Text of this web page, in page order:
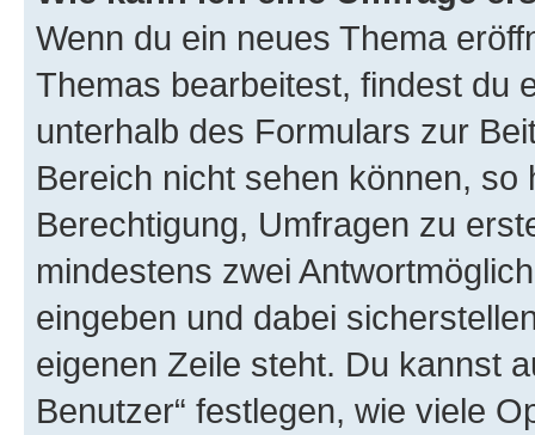
Wenn du ein neues Thema
Themas bearbeitest, findest du
unterhalb des Formulars zur
Bereich nicht sehen können,
Berechtigung, Umfragen zu
mindestens zwei
eingeben und dabei
eigenen Zeile steht. Du kannst
Benutzer“ festlegen, wie viele